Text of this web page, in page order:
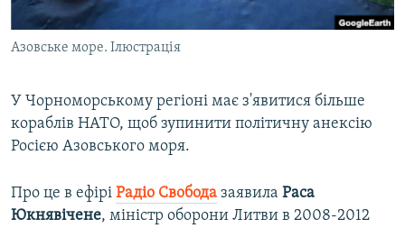
УКРАЇНСЬКА ПРОБЛЕМА КРИМУ
ІНФОГРАФІКА
Qırımtatar
ДОЛУЧАЙСЯ!
Усі сайти RFE/RL
Азовське море. Ілюстрація
У Чорноморському регіоні має з'явитися більше
кораблів НАТО, щоб зупинити політичну анексію
Росією Азовського моря.
Про це в ефірі Радіо Свобода заявила Раса
Юкнявічене, міністр оборони Литви в 2008-2012